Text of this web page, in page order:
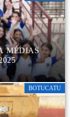
MÉDIAS
BOTUCATU